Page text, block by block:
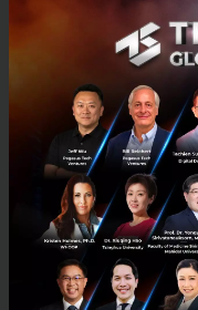
ที่มีชื่อว่า แอร์ ซีดาน
ไฟฟ้าประเภทเอสยูวี
ด้านกองทุนรัฐบาลซ
Lucid ผ่านการซื้อหุ้
โดยกองทุน PIF จะ
โรงงานในพื้นที่ของป
ประเทศประสบวิกฤติ
ราคาน้ำมันดิบที่ลดลง